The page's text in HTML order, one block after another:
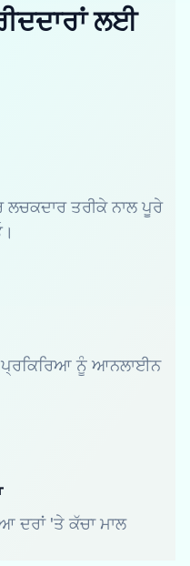
ਲਈ
ਤਰੀਕੇ ਨਾਲ ਪੂਰੇ
ਪ੍ਰਕਿਰਿਆ ਨੂੰ ਆਨਲਾਈਨ
ਦਰਾਂ 'ਤੇ ਕੱਚਾ ਮਾਲ